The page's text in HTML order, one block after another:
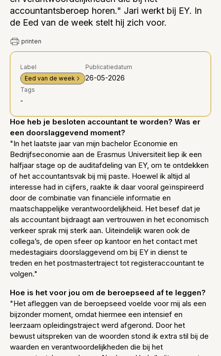
accountantsberoep horen." Jari werkt bij EY. In
de Eed van de week stelt hij zich voor.
printen
Label
Eed van de week
Publicatiedatum
26-05-2026
Tags
-
Hoe heb je besloten accountant te worden? Was er
een doorslaggevend moment?
"In het laatste jaar van mijn bachelor Economie en
Bedrijfseconomie aan de Erasmus Universiteit liep ik een
halfjaar stage op de auditafdeling van EY, om te ontdekken
of het accountantsvak bij mij paste. Hoewel ik altijd al
interesse had in cijfers, raakte ik daar vooral geïnspireerd
door de combinatie van financiële informatie en
maatschappelijke verantwoordelijkheid. Het besef dat je
als accountant bijdraagt aan vertrouwen in het economisch
verkeer sprak mij sterk aan. Uiteindelijk waren ook de
collega’s, de open sfeer op kantoor en het contact met
medestagiairs doorslaggevend om bij EY in dienst te
treden en het postmastertraject tot registeraccountant te
volgen."
Hoe is het voor jou om de beroepseed af te leggen?
"Het afleggen van de beroepseed voelde voor mij als een
bijzonder moment, omdat hiermee een intensief en
leerzaam opleidingstraject werd afgerond. Door het
bewust uitspreken van de woorden stond ik extra stil bij de
waarden en verantwoordelijkheden die bij het